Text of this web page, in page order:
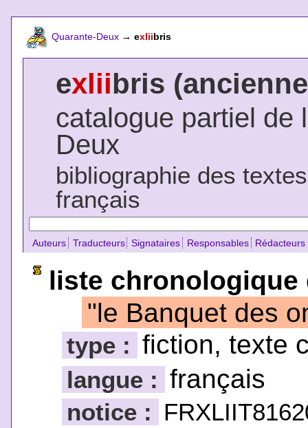
Quarante-Deux → exliibris
exliibris
catalogue partiel de
Deux
bibliographie des
français
Auteurs Traducteurs Signataires Responsables Rédacteurs
liste chronologique
"le Banquet des
type : fiction, texte
langue : français
notice :